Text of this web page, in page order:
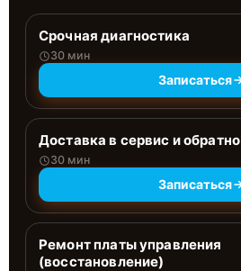
Срочная диагностика
30 мин
Записаться
Доставка в сервис и обратно
30 мин
Записаться
Ремонт платы управления
(восстановление)